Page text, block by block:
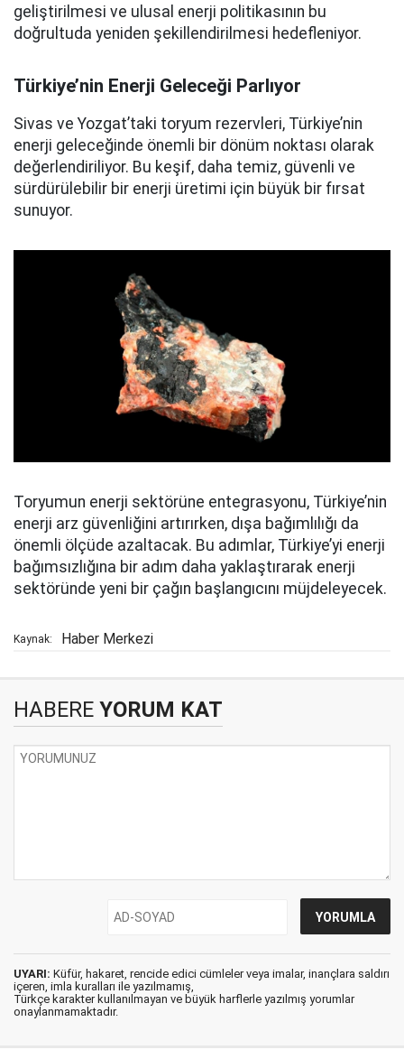
geliştirilmesi ve ulusal enerji politikasının bu
doğrultuda yeniden şekillendirilmesi hedefleniyor.
Türkiye’nin Enerji Geleceği Parlıyor
Sivas ve Yozgat’taki toryum rezervleri, Türkiye’nin
enerji geleceğinde önemli bir dönüm noktası olarak
değerlendiriliyor. Bu keşif, daha temiz, güvenli ve
sürdürülebilir bir enerji üretimi için büyük bir fırsat
sunuyor.
Toryumun enerji sektörüne entegrasyonu, Türkiye’nin
enerji arz güvenliğini artırırken, dışa bağımlılığı da
önemli ölçüde azaltacak. Bu adımlar, Türkiye’yi enerji
bağımsızlığına bir adım daha yaklaştırarak enerji
sektöründe yeni bir çağın başlangıcını müjdeleyecek.
Kaynak: Haber Merkezi
HABERE YORUM KAT
UYARI: Küfür, hakaret, rencide edici cümleler veya imalar, inançlara saldırı
içeren, imla kuralları ile yazılmamış,
Türkçe karakter kullanılmayan ve büyük harflerle yazılmış yorumlar
onaylanmamaktadır.